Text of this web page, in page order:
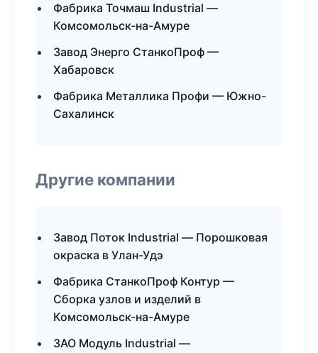
Фабрика Точмаш Industrial —
Комсомольск-на-Амуре
Завод Энерго СтанкоПроф —
Хабаровск
Фабрика Металлика Профи — Южно-
Сахалинск
Другие компании
Завод Поток Industrial — Порошковая
окраска в Улан-Удэ
Фабрика СтанкоПроф Контур —
Сборка узлов и изделий в
Комсомольск-на-Амуре
ЗАО Модуль Industrial —